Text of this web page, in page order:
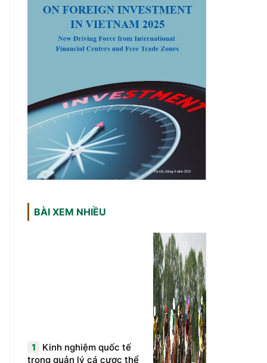
BÀI XEM NHIỀU
1
Kinh nghiệm quốc tế
trong quản lý cá cược thể